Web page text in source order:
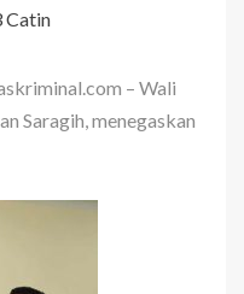
Catin
– Wali
Saragih, menegaskan